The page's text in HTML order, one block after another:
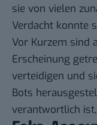
sie von vielen
Verdacht konnte
Vor Kurzem sind
Erscheinung
verteidigen und
Bots
verantwortlich